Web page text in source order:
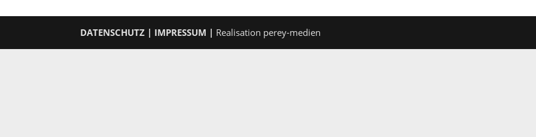
DATENSCHUTZ | IMPRESSUM | Realisation perey-medien